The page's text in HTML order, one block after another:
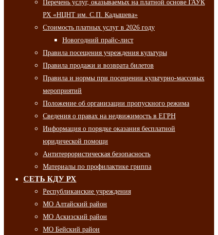
Перечень услуг, оказываемых на платной основе ГАУК
РХ «НЦНТ им. С.П. Кадышева»
Стоимость платных услуг в 2026 году
Новогодний прайс-лист
Правила посещения учреждения культуры
Правила продажи и возврата билетов
Правила и нормы при посещении культурно-массовых
мероприятий
Положение об организации пропускного режима
Сведения о правах на недвижимость в ЕГРН
Информация о порядке оказания бесплатной
юридической помощи
Антитеррористическая безопасность
Материалы по профилактике гриппа
СЕТЬ КДУ РХ
Республиканские учреждения
МО Алтайский район
МО Аскизский район
МО Бейский район